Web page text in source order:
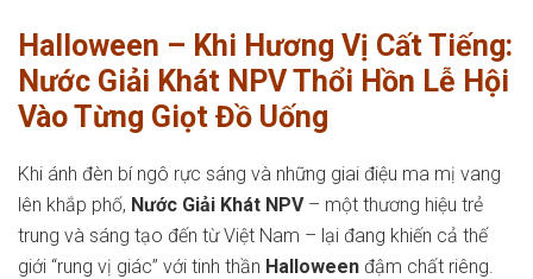
Halloween – Khi Hương Vị Cất Tiếng:
Nước Giải Khát NPV Thổi Hồn Lễ Hội
Vào Từng Giọt Đồ Uống
Khi ánh đèn bí ngô rực sáng và những giai điệu ma mị vang
lên khắp phố, Nước Giải Khát NPV– một thương hiệu trẻ
trung và sáng tạo đến từ Việt Nam – lại đang khiến cả thế
giới “rung vị giác” với tinh thần Halloween đậm chất riêng.